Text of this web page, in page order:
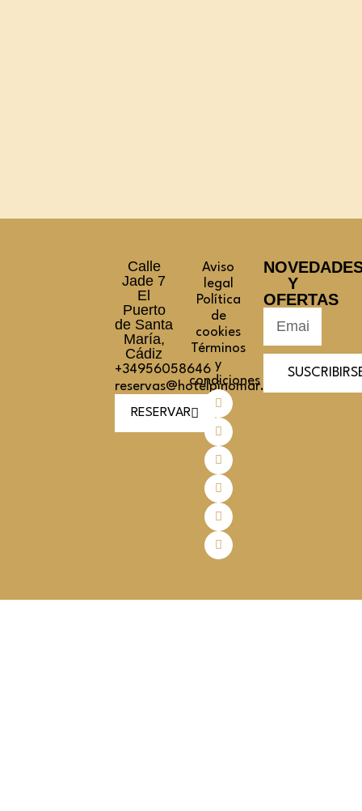
Calle
Jade 7
El
Puerto
de Santa
María,
Cádiz
+34956058646
reservas@hotelpinomar.com
RESERVAR
Aviso
legal
Política
de
cookies
Términos
y
condiciones
Y
OFERTAS